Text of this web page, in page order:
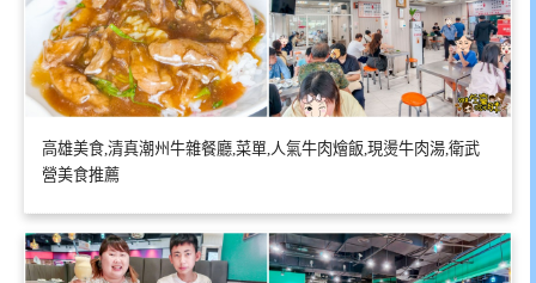
高雄美食,清真潮州牛雜餐廳,菜單,人氣牛肉燴飯,現燙牛肉湯,衛武
營美食推薦